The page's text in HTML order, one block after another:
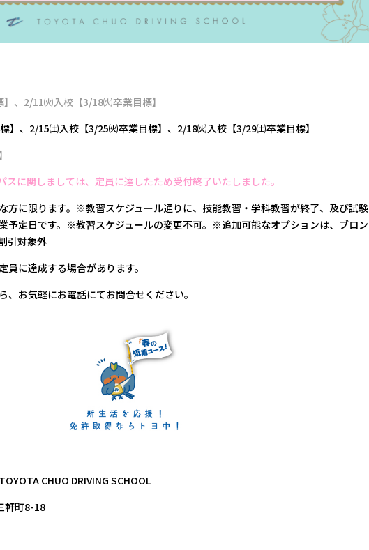
、2/11㈫入校【3/18㈫卒業目標】
】、2/15㈯入校【3/25㈫卒業目標】、2/18㈫入校【3/29㈯卒業目標】
に関しましては、定員に達したため受付終了いたしました。
方に限ります。※教習スケジュール通りに、技能教習・学科教習が終了、及び試験
予定日です。※教習スケジュールの変更不可。※追加可能なオプションは、ブロン
引対象外
に達成する場合があります。
、お気軽にお電話にてお問合せください。
CHUO DRIVING SCHOOL
軒町8-18